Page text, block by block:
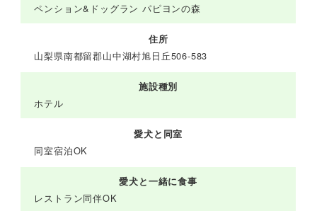
ペンション&ドッグラン パピヨンの森
住所
山梨県南都留郡山中湖村旭日丘506-583
施設種別
ホテル
愛犬と同室
同室宿泊OK
愛犬と一緒に食事
レストラン同伴OK